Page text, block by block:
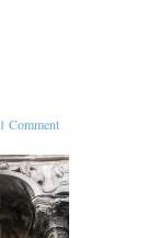
1 Comment